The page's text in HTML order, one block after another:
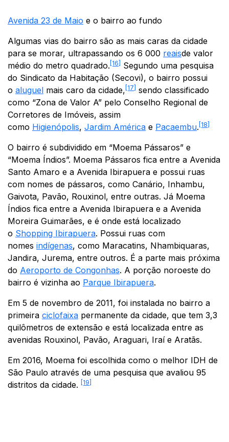
Avenida 23 de Maio e o bairro ao fundo
Algumas vias do bairro são as mais caras da cidade
para se morar, ultrapassando os 6 000 reaisde valor
médio do metro quadrado. [16]
Segundo uma pesquisa
do Sindicato da Habitação (Secovi), o bairro possui
o aluguel mais caro da cidade, [17]
sendo classificado
como “Zona de Valor A” pelo Conselho Regional de
Corretores de Imóveis, assim
como Higienópolis, Jardim América e Pacaembu. [18]
O bairro é subdividido em “Moema Pássaros” e
“Moema Índios”. Moema Pássaros fica entre a Avenida
Santo Amaro e a Avenida Ibirapuera e possui ruas
com nomes de pássaros, como Canário, Inhambu,
Gaivota, Pavão, Rouxinol, entre outras. Já Moema
Índios fica entre a Avenida Ibirapuera e a Avenida
Moreira Guimarães, e é onde está localizado
o Shopping Ibirapuera. Possui ruas com
nomes indígenas, como Maracatins, Nhambiquaras,
Jandira, Jurema, entre outros. É a parte mais próxima
do Aeroporto de Congonhas. A porção noroeste do
bairro é vizinha ao Parque Ibirapuera.
Em 5 de novembro de 2011, foi instalada no bairro a
primeira ciclofaixa permanente da cidade, que tem 3,3
quilômetros de extensão e está localizada entre as
avenidas Rouxinol, Pavão, Araguari, Iraí e Aratãs.
Em 2016, Moema foi escolhida como o melhor IDH de
São Paulo através de uma pesquisa que avaliou 95
distritos da cidade.
[19]